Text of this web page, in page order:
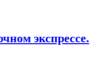
экспрессе.